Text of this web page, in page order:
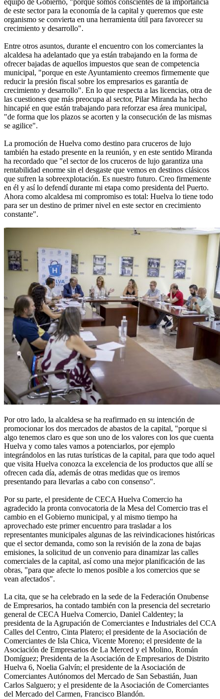
equipo de Gobierno, "porque somos conscientes de la importancia
de este sector para la economía de la capital y queremos que este
organismo se convierta en una herramienta útil para favorecer su
crecimiento y desarrollo".
Entre otros asuntos, durante el encuentro con los comerciantes la
alcaldesa ha adelantado que ya están trabajando en la forma de
ofrecer bajadas de aquellos impuestos que sean de competencia
municipal, "porque en este Ayuntamiento creemos firmemente que
reducir la presión fiscal sobre los empresarios es garantía de
crecimiento y desarrollo". En lo que respecta a las licencias, otra de
las cuestiones que más preocupa al sector, Pilar Miranda ha hecho
hincapié en que están trabajando para reforzar esa área municipal,
"de forma que los plazos se acorten y la consecución de las mismas
se agilice".
La promoción de Huelva como destino para cruceros de lujo
también ha estado presente en la reunión, y en este sentido Miranda
ha recordado que "el sector de los cruceros de lujo garantiza una
rentabilidad enorme sin el desgaste que vemos en destinos clásicos
que sufren la sobreexplotación. Es nuestro futuro. Creo firmemente
en él y así lo defendí durante mi etapa como presidenta del Puerto.
Ahora como alcaldesa mi compromiso es total: Huelva lo tiene todo
para ser un destino de primer nivel en este sector en crecimiento
constante".
Por otro lado, la alcaldesa se ha reafirmado en su intención de
promocionar los dos mercados de abastos de la capital, "porque si
algo tenemos claro es que son uno de los valores con los que cuenta
Huelva y como tales vamos a potenciarlos, por ejemplo
integrándolos en las rutas turísticas de la capital, para que todo aquel
que visita Huelva conozca la excelencia de los productos que allí se
ofrecen cada día, además de otras medidas que os iremos
presentando para llevarlas a cabo con consenso".
Por su parte, el presidente de CECA Huelva Comercio ha
agradecido la pronta convocatoria de la Mesa del Comercio tras el
cambio en el Gobierno municipal, y al mismo tiempo ha
aprovechado este primer encuentro para trasladar a los
representantes municipales algunas de las reivindicaciones históricas
que el sector demanda, como son la revisión de la zona de bajas
emisiones, la solicitud de un convenio para dinamizar las calles
comerciales de la capital, así como una mejor planificación de las
obras, "para que afecte lo menos posible a los comercios que se
vean afectados".
La cita, que se ha celebrado en la sede de la Federación Onubense
de Empresarios, ha contado también con la presencia del secretario
general de CECA Huelva Comercio, Daniel Caldentey; la
presidenta de la Agrupación de Comerciantes e Industriales del CCA
Calles del Centro, Cinta Platero; el presidente de la Asociación de
Comerciantes de Isla Chica, Vicente Moreno; el presidente de la
Asociación de Empresarios de La Merced y el Molino, Román
Domíguez; Presidenta de la Asociación de Empresarios de Distrito
Huelva 6, Noelia Galvín; el presidente de la Asociación de
Comerciantes Autónomos del Mercado de San Sebastián, Juan
Carlos Salguero; y el presidente de la Asociación de Comerciantes
del Mercado del Carmen, Francisco Blandón.